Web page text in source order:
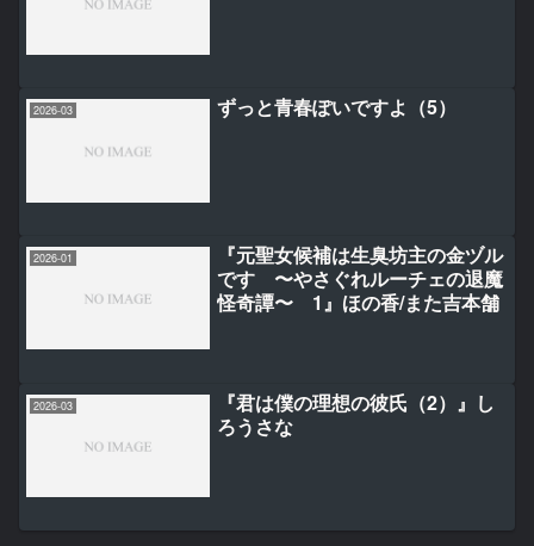
2026-03 ずっと青春ぽいですよ（5）
2026-01
『元聖女候補は生臭坊主の金ヅル
です 〜やさぐれルーチェの退魔
怪奇譚〜 1』ほの香/また吉本舗
2026-03
『君は僕の理想の彼氏（2）』し
ろうさな